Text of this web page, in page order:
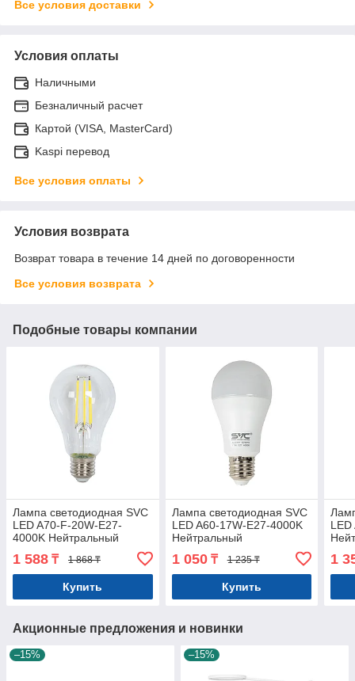
Все условия доставки
Условия оплаты
Наличными
Безналичный расчет
Картой (VISA, MasterCard)
Kaspi перевод
Все условия оплаты
Условия возврата
Возврат товара в течение 14 дней по договоренности
Все условия возврата
Подобные товары компании
Лампа светодиодная SVC
LED A70-F-20W-E27-
4000K Нейтральный
1 588 ₸ 1 868 ₸
Купить
Лампа светодиодная SVC
LED A60-17W-E27-4000K
Нейтральный
1 050₸ 1 235 ₸
Купить
1
Акционные предложения и новинки
–15% –15%